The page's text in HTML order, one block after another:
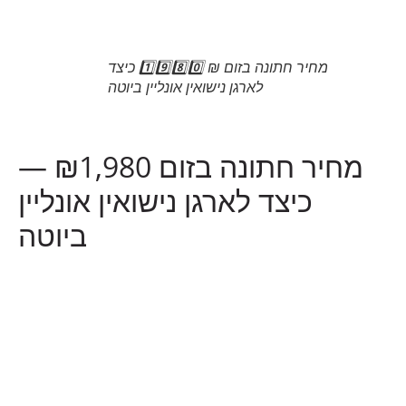
מחיר חתונה בזום ₪ 1️⃣9️⃣8️⃣0️⃣ כיצד
לארגן נישואין אונליין ביוטה
מחיר חתונה בזום ₪1,980 —
כיצד לארגן נישואין אונליין
ביוטה